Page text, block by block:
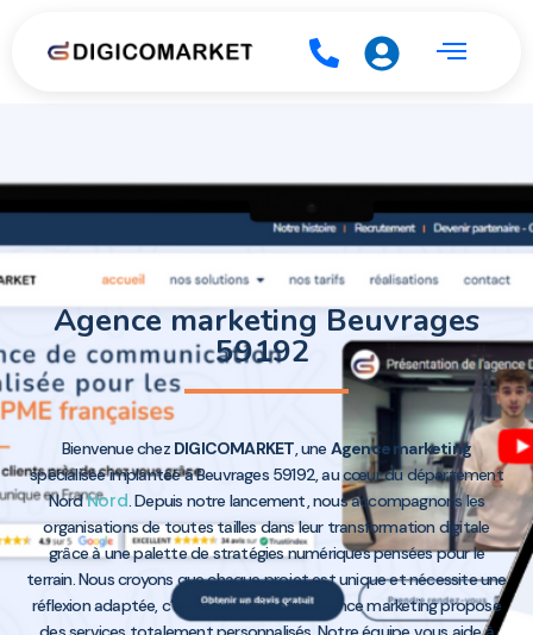
Agence marketing Beuvrages
59192
Bienvenue chez DIGICOMARKET , une Agence marketing
spécialisée implantée à Beuvrages 59192, au cœur du département
NordNord . Depuis notre lancement, nous accompagnons les
organisations de toutes tailles dans leur transformation digitale
grâce à une palette de stratégies numériques pensées pour le
terrain. Nous croyons que chaque projet est unique et nécessite une
réflexion adaptée, c’est pourquoi notre Agence marketing propose